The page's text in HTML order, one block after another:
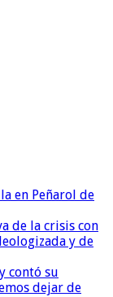
en Peñarol de
de la crisis con
y de
contó su
dejar de